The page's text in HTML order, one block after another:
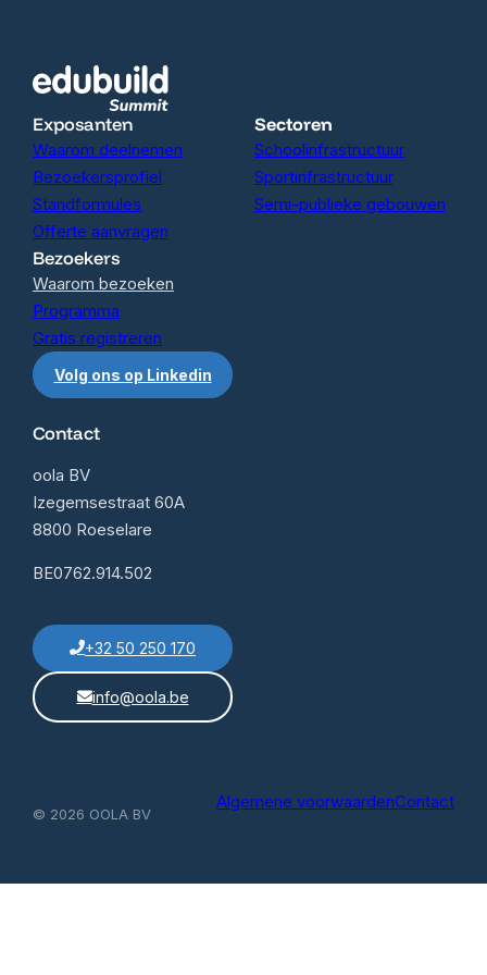
Exposanten
Waarom deelnemen
Bezoekersprofiel
Standformules
Offerte aanvragen
Bezoekers
Waarom bezoeken
Programma
Gratis registreren
Volg ons op Linkedin
Sectoren
Schoolinfrastructuur
Sportinfrastructuur
Semi-publieke gebouwen
Contact
oola BV
Izegemsestraat 60A
8800 Roeselare
BE0762.914.502
+32 50 250 170
info@oola.be
© 2026 OOLA BV
Algemene voorwaardenContact